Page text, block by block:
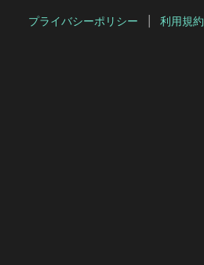
プライバシーポリシー 利用規約